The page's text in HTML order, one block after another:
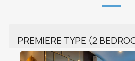
PREMIERE TYPE (2